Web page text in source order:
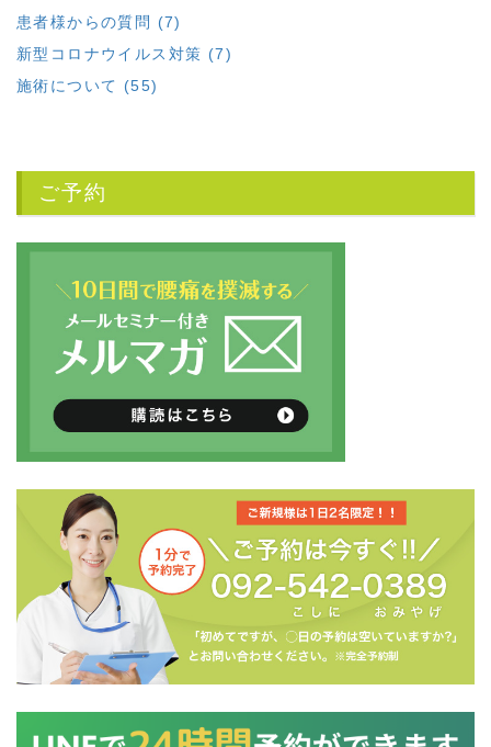
患者様からの質問 (7)
新型コロナウイルス対策 (7)
施術について (55)
ご予約